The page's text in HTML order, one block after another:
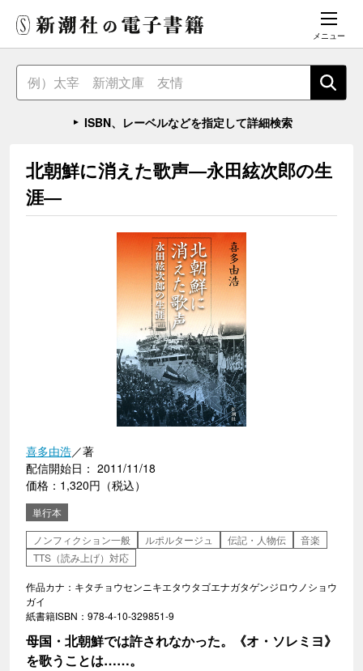
メニュー
ISBN、レーベルなどを指定して詳細検索
北朝鮮に消えた歌声―永田絃次郎の生
涯―
喜多由浩／著
配信開始日： 2011/11/18
価格：1,320円（税込）
単行本
ノンフィクション一般
ルポルタージュ 伝記・人物伝
音楽
TTS（読み上げ）対応
作品カナ：キタチョウセンニキエタウタゴエナガタゲンジロウノショウ
ガイ
紙書籍ISBN：978-4-10-329851-9
母国・北朝鮮では許されなかった。《オ・ソレミヨ》
を歌うことは……。